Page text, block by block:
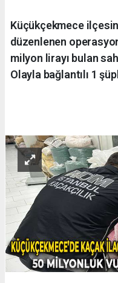
Küçükçekmece
düzenlenen
milyon lirayı bulan
Olayla bağlantılı 1